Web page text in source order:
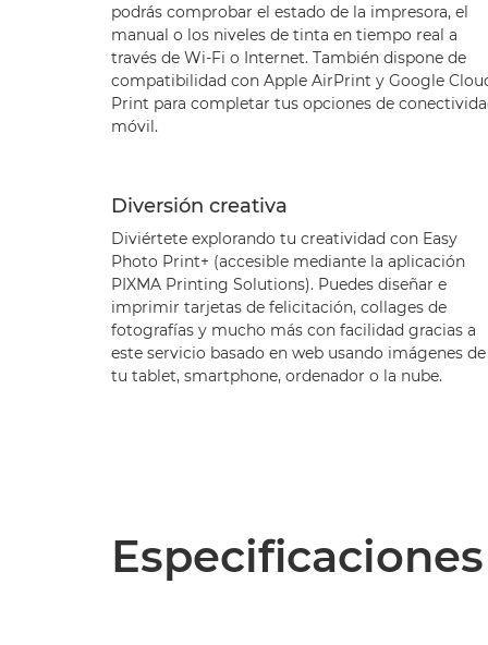
podrás comprobar el estado de la impresora, el
manual o los niveles de tinta en tiempo real a
través de Wi-Fi o Internet. También dispone de
compatibilidad con Apple AirPrint y Google
Print para completar tus opciones de
móvil.
Diversión creativa
Diviértete explorando tu creatividad con Easy
Photo Print+ (accesible mediante la aplicación
PIXMA Printing Solutions). Puedes diseñar e
imprimir tarjetas de felicitación, collages de
fotografías y mucho más con facilidad gracias a
este servicio basado en web usando imágenes de
tu tablet, smartphone, ordenador o la nube.
Especificaciones